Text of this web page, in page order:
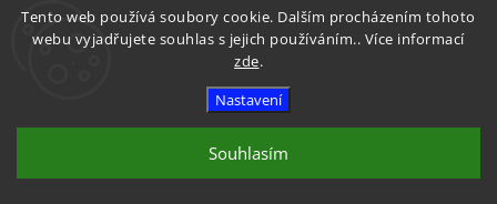
Tento web používá soubory cookie. Dalším procházením tohoto
webu vyjadřujete souhlas s jejich používáním.. Více informací
zde.
Nastavení
Souhlasím
Sledovat na Instagramu
vyhrazena.